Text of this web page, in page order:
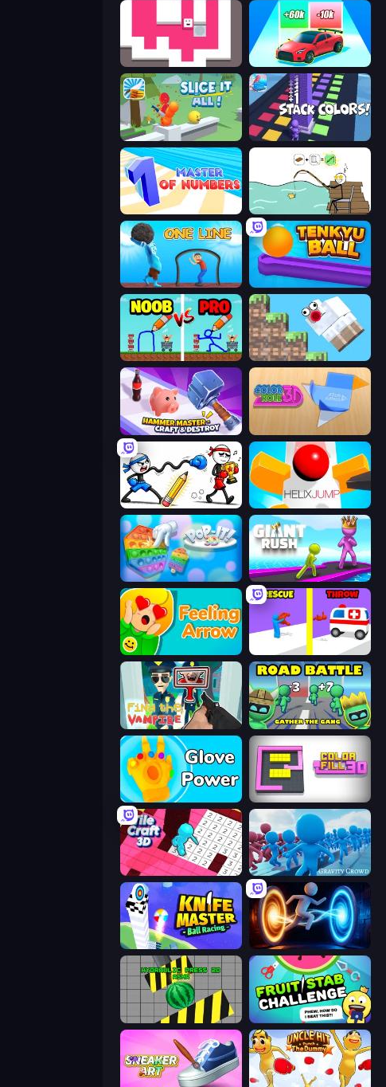
Just Slide (Remastered)
Slice It All! Stack Colors
Master of Numbers Alchemy Puzzle
One Line Tenkyu Ball
DOP Noob: Draw to Save Crazy Sheep
Hammer Master－Craft & Destroy!
Doodle Smash Helix Jump
Pop It 3D Giant Rush!
Feeling Arrow Rescue Throw
Find the Vampire Road Battle: Gather the Gang
Glove Power Color Fill 3D
Tile Craft 3D Gravity Crowd
Knife Master: Ball Racing Portal Escape
Hydraulic Press 2D ASMR Fruit Stab Challenge